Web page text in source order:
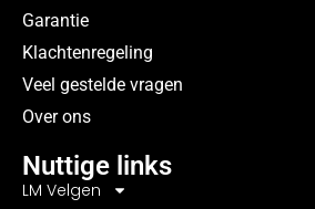
Garantie
Klachtenregeling
Veel gestelde vragen
Over ons
Nuttige links
LM Velgen